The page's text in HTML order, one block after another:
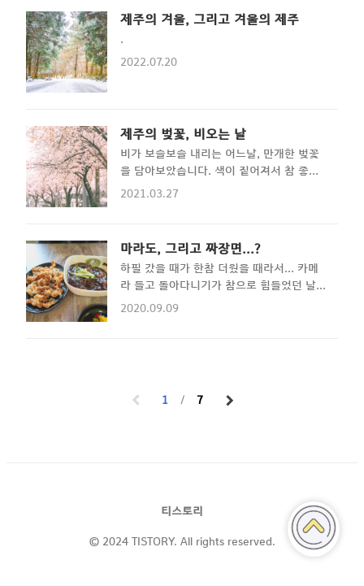
때도 있지만, 때로는 기억하고 싶은
재배포..
매일 10:00 ~ 19:00
피의 맛을 감상해도 좋습니다. 시그니처 커
좋아요! ⋰˚☆ [제주카페 추천] 제주바다와
멋진 순간을 보낼수 있는:: 카페 시로코
(siroco) 제주도 카페를 소개해본다. 제주
해 있는 카페 '시..
제주의 겨울, 그리고 겨울의 제주
.
2022.07.20
제주의 벚꽃, 비오는 날
비가 보슬보슬 내리는 어느날, 만개한 벚꽃
을 담아보았습니다. 색이 짙어져서 참 좋습
니다. 나무 사이로 보이는 벚꽃, 그리고 길...
옅은 안개가 껴있습니다. 나름 운치있어 보
입니다.. 우산 위에도 벚꽃이 앉아있네
요...^^
2021.03.27
마라도, 그리고 짜장면...?
하필 갔을 때가 한참 더웠을 때라서... 카메
라 들고 돌아다니기가 참으로 힘들었던 날이
었습니다. 체감온도 35도의 날씨에 마스크
2020.09.09
1 7
티스토리
© 2024 TISTORY. All rights reserved.